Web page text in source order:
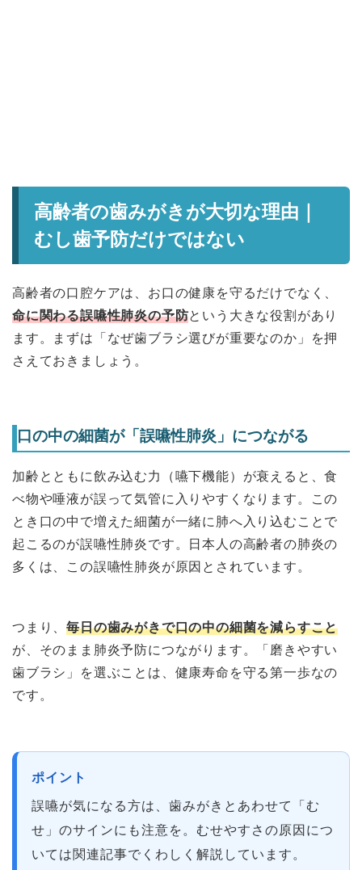
高齢者の歯みがきが大切な理由｜
むし歯予防だけではない
高齢者の口腔ケアは、お口の健康を守るだけでなく、
命に関わる誤嚥性肺炎の予防という大きな役割があり
ます。まずは「なぜ歯ブラシ選びが重要なのか」を押
さえておきましょう。
口の中の細菌が「誤嚥性肺炎」につながる
加齢とともに飲み込む力（嚥下機能）が衰えると、食
べ物や唾液が誤って気管に入りやすくなります。この
とき口の中で増えた細菌が一緒に肺へ入り込むことで
起こるのが誤嚥性肺炎です。日本人の高齢者の肺炎の
多くは、この誤嚥性肺炎が原因とされています。
つまり、毎日の歯みがきで口の中の細菌を減らすこと
が、そのまま肺炎予防につながります。「磨きやすい
歯ブラシ」を選ぶことは、健康寿命を守る第一歩なの
です。
ポイント
誤嚥が気になる方は、歯みがきとあわせて「む
せ」のサインにも注意を。むせやすさの原因につ
いては関連記事でくわしく解説しています。